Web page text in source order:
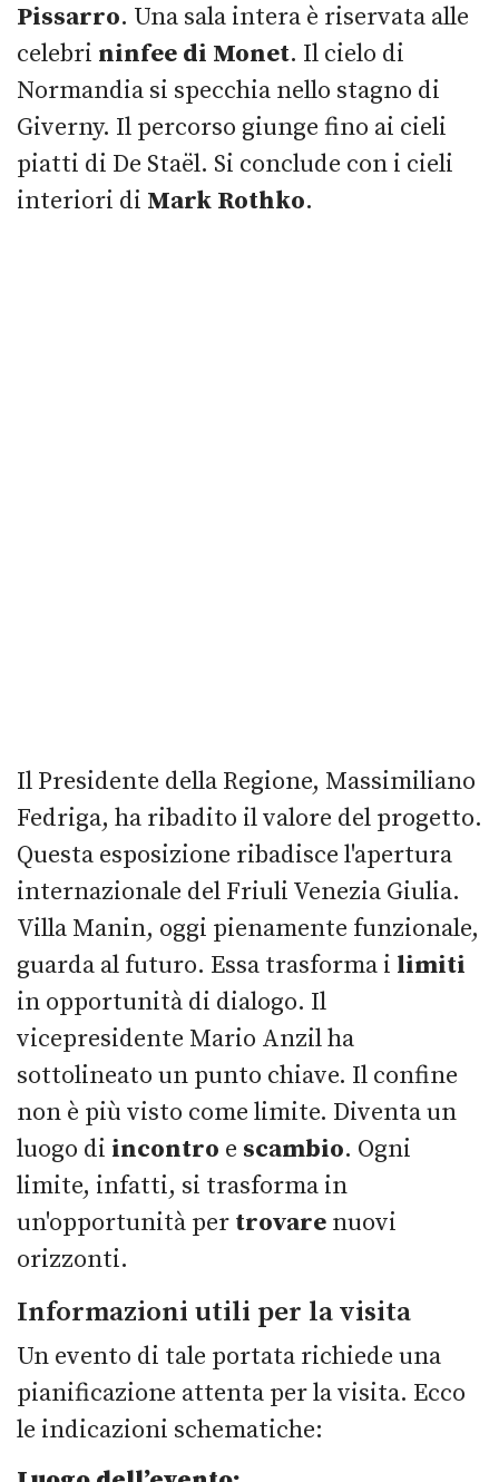
Pissarro. Una sala intera è riservata alle
celebri ninfee di Monet. Il cielo di
Normandia si specchia nello stagno di
Giverny. Il percorso giunge fino ai cieli
piatti di De Staël. Si conclude con i cieli
interiori di Mark Rothko.
Il Presidente della Regione, Massimiliano
Fedriga, ha ribadito il valore del progetto.
Questa esposizione ribadisce l'apertura
internazionale del Friuli Venezia Giulia.
Villa Manin, oggi pienamente funzionale,
guarda al futuro. Essa trasforma i limiti
in opportunità di dialogo. Il
vicepresidente Mario Anzil ha
sottolineato un punto chiave. Il confine
non è più visto come limite. Diventa un
luogo di incontro e scambio. Ogni
limite, infatti, si trasforma in
un'opportunità per trovare nuovi
orizzonti.
Informazioni utili per la visita
Un evento di tale portata richiede una
pianificazione attenta per la visita. Ecco
le indicazioni schematiche: